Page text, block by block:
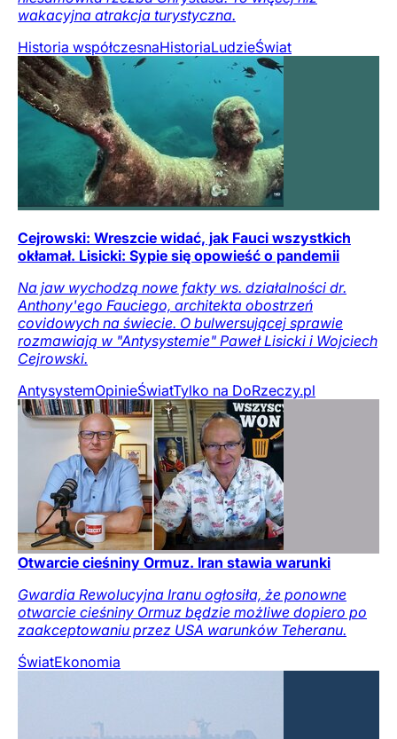
wakacyjna atrakcja turystyczna.
Historia współczesnaHistoriaLudzieŚwiat
Cejrowski: Wreszcie widać, jak Fauci wszystkich
okłamał. Lisicki: Sypie się opowieść o pandemii
Na jaw wychodzą nowe fakty ws. działalności dr.
Anthony'ego Fauciego, architekta obostrzeń
covidowych na świecie. O bulwersującej sprawie
rozmawiają w "Antysystemie" Paweł Lisicki i Wojciech
Cejrowski.
AntysystemOpinieŚwiatTylko na DoRzeczy.pl
Otwarcie cieśniny Ormuz. Iran stawia warunki
Gwardia Rewolucyjna Iranu ogłosiła, że ponowne
otwarcie cieśniny Ormuz będzie możliwe dopiero po
zaakceptowaniu przez USA warunków Teheranu.
ŚwiatEkonomia